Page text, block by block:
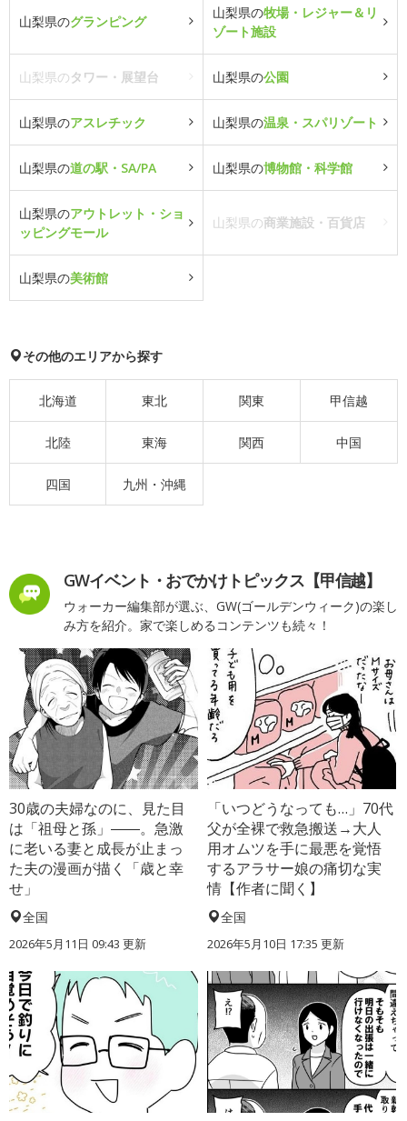
山梨県のグランピング
山梨県の牧場・レジャー＆リ
ゾート施設
山梨県のタワー・展望台 山梨県の公園
山梨県のアスレチック 山梨県の温泉・スパリゾート
山梨県の道の駅・SA/PA 山梨県の博物館・科学館
山梨県のアウトレット・ショ
ッピングモール
山梨県の商業施設・百貨店
山梨県の美術館
その他のエリアから探す
北海道 東北 関東 甲信越
北陸 東海 関西 中国
四国 九州・沖縄
GWイベント・おでかけトピックス【甲信越】
ウォーカー編集部が選ぶ、GW(ゴールデンウィーク)の楽し
み方を紹介。家で楽しめるコンテンツも続々！
30歳の夫婦なのに、見た目
は「祖母と孫」――。急激
に老いる妻と成長が止まっ
た夫の漫画が描く「歳と幸
せ」
全国
2026年5月11日 09:43 更新
「いつどうなっても…」70代
父が全裸で救急搬送→大人
用オムツを手に最悪を覚悟
するアラサー娘の痛切な実
情【作者に聞く】
全国
2026年5月10日 17:35 更新